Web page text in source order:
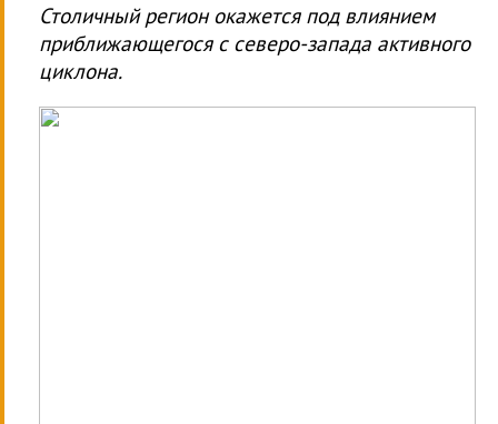
Столичный регион окажется под влиянием
приближающегося с северо-запада активного
циклона.